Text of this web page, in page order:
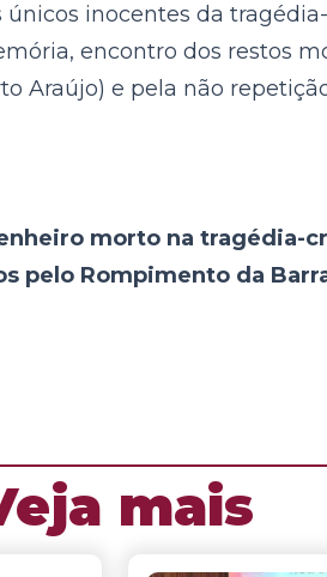
inocentes da
encontro dos restos
Araújo) e pela não
morto na tragédia-
pelo Rompimento da
mais